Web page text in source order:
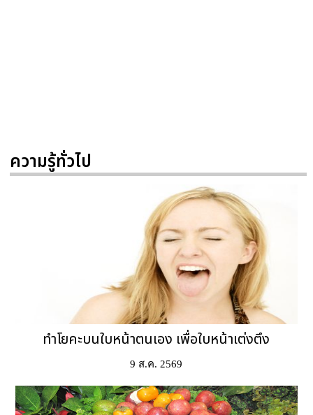
ความรู้ทั่วไป
ทำโยคะบนใบหน้าตนเอง เพื่อใบหน้าเต่งตึง
9 ส.ค. 2569